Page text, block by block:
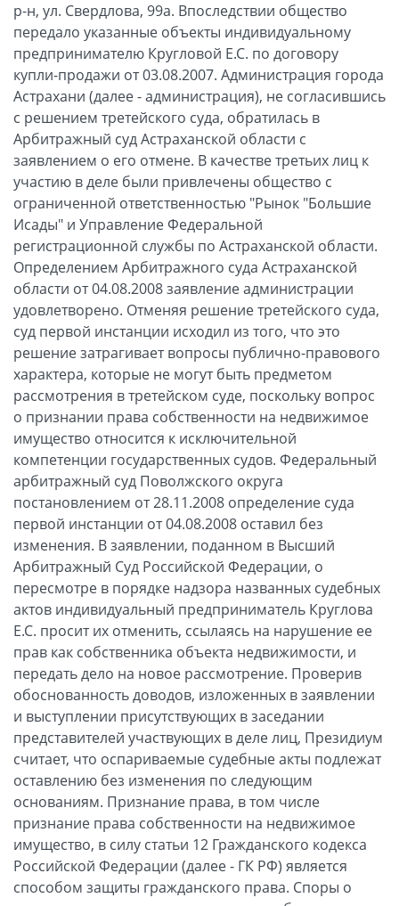
р-н, ул. Свердлова, 99а. Впоследствии общество
передало указанные объекты индивидуальному
предпринимателю Кругловой Е.С. по договору
купли-продажи от 03.08.2007. Администрация города
Астрахани (далее - администрация), не согласившись
с решением третейского суда, обратилась в
Арбитражный суд Астраханской области с
заявлением о его отмене. В качестве третьих лиц к
участию в деле были привлечены общество с
ограниченной ответственностью "Рынок "Большие
Исады" и Управление Федеральной
регистрационной службы по Астраханской области.
Определением Арбитражного суда Астраханской
области от 04.08.2008 заявление администрации
удовлетворено. Отменяя решение третейского суда,
суд первой инстанции исходил из того, что это
решение затрагивает вопросы публично-правового
характера, которые не могут быть предметом
рассмотрения в третейском суде, поскольку вопрос
о признании права собственности на недвижимое
имущество относится к исключительной
компетенции государственных судов. Федеральный
арбитражный суд Поволжского округа
постановлением от 28.11.2008 определение суда
первой инстанции от 04.08.2008 оставил без
изменения. В заявлении, поданном в Высший
Арбитражный Суд Российской Федерации, о
пересмотре в порядке надзора названных судебных
актов индивидуальный предприниматель Круглова
Е.С. просит их отменить, ссылаясь на нарушение ее
прав как собственника объекта недвижимости, и
передать дело на новое рассмотрение. Проверив
обоснованность доводов, изложенных в заявлении
и выступлении присутствующих в заседании
представителей участвующих в деле лиц, Президиум
считает, что оспариваемые судебные акты подлежат
оставлению без изменения по следующим
основаниям. Признание права, в том числе
признание права собственности на недвижимое
имущество, в силу статьи 12 Гражданского кодекса
Российской Федерации (далее - ГК РФ) является
способом защиты гражданского права. Споры о